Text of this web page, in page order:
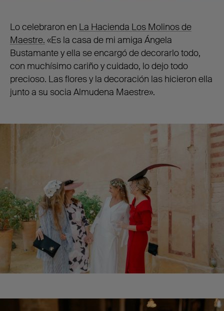
Lo celebraron en La Hacienda Los Molinos de
Maestre. «Es la casa de mi amiga Ángela
Bustamante y ella se encargó de decorarlo todo,
con muchísimo cariño y cuidado, lo dejo todo
precioso. Las flores y la decoración las hicieron ella
junto a su socia Almudena Maestre».